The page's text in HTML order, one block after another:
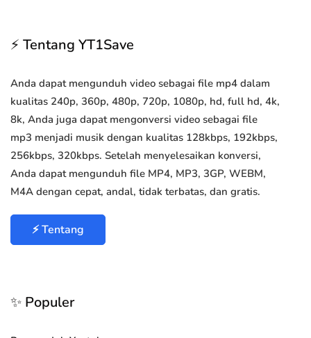
⚡ Tentang YT1Save
Anda dapat mengunduh video sebagai file mp4 dalam
kualitas 240p, 360p, 480p, 720p, 1080p, hd, full hd, 4k,
8k, Anda juga dapat mengonversi video sebagai file
mp3 menjadi musik dengan kualitas 128kbps, 192kbps,
256kbps, 320kbps. Setelah menyelesaikan konversi,
Anda dapat mengunduh file MP4, MP3, 3GP, WEBM,
M4A dengan cepat, andal, tidak terbatas, dan gratis.
⚡ Tentang
✨ Populer